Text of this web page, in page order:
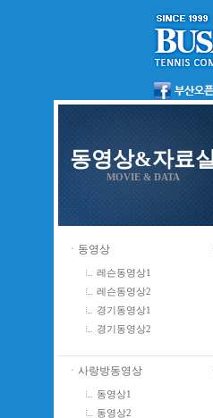
동영상&자료실
MOVIE & DATA
ㆍ동영상
레슨동영상1
레슨동영상2
경기동영상1
경기동영상2
ㆍ사랑방동영상
동영상1
동영상2